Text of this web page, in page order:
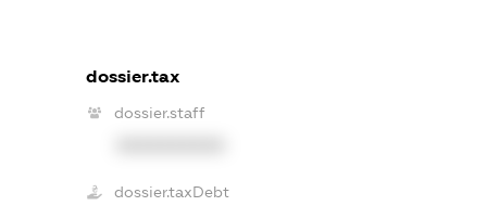
dossier.tax
dossier.staff
dossier.taxDebt